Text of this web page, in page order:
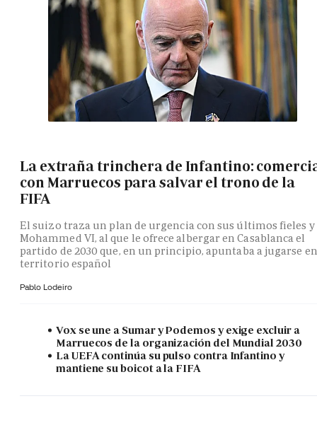
La extraña trinchera de Infantino:
con Marruecos para salvar el trono de la
FIFA
El suizo traza un plan de urgencia con sus últimos fieles y
Mohammed VI, al que le ofrece albergar en Casablanca el
partido de 2030 que, en un principio, apuntaba a jugarse en
territorio español
Pablo Lodeiro
Vox se une a Sumar y Podemos y exige excluir a
Marruecos de la organización del Mundial 2030
La UEFA continúa su pulso contra Infantino y
mantiene su boicot a la FIFA